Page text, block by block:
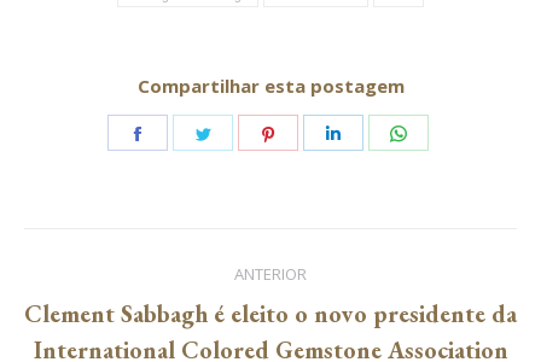
Compartilhar esta postagem
Share
Share
Share
Share
de
ANTERIOR
Post
anterior:
Clement Sabbagh é eleito o novo presidente da
International Colored Gemstone Association